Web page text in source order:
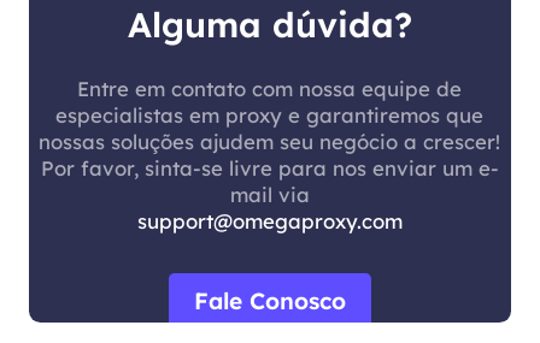
Alguma dúvida?
Entre em contato com nossa equipe de
especialistas em proxy e garantiremos que
nossas soluções ajudem seu negócio a crescer!
Por favor, sinta-se livre para nos enviar um e-
mail via
support@omegaproxy.com
Fale Conosco